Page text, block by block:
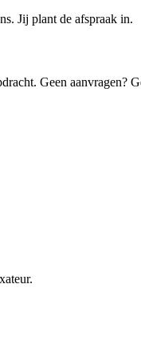
Jij plant de afspraak in.
Geen aanvragen?